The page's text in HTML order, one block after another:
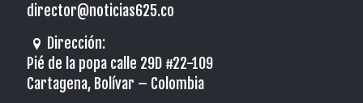
director@noticias625.co
Dirección:
Pié de la popa calle 29D #22-109
Cartagena, Bolívar – Colombia